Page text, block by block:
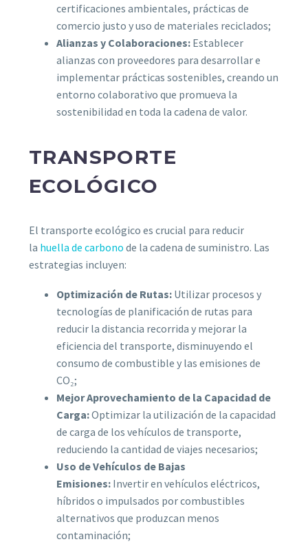
certificaciones ambientales, prácticas de
comercio justo y uso de materiales reciclados;
Alianzas y Colaboraciones: Establecer
alianzas con proveedores para desarrollar e
implementar prácticas sostenibles, creando un
entorno colaborativo que promueva la
sostenibilidad en toda la cadena de valor.
TRANSPORTE
ECOLÓGICO
El transporte ecológico es crucial para reducir
la huella de carbono de la cadena de suministro. Las
estrategias incluyen:
Optimización de Rutas: Utilizar procesos y
tecnologías de planificación de rutas para
reducir la distancia recorrida y mejorar la
eficiencia del transporte, disminuyendo el
consumo de combustible y las emisiones de
CO₂;
Mejor Aprovechamiento de la Capacidad de
Carga:Optimizar la utilización de la capacidad
de carga de los vehículos de transporte,
reduciendo la cantidad de viajes necesarios;
Uso de Vehículos de Bajas
Emisiones: Invertir en vehículos eléctricos,
híbridos o impulsados por combustibles
alternativos que produzcan menos
contaminación;